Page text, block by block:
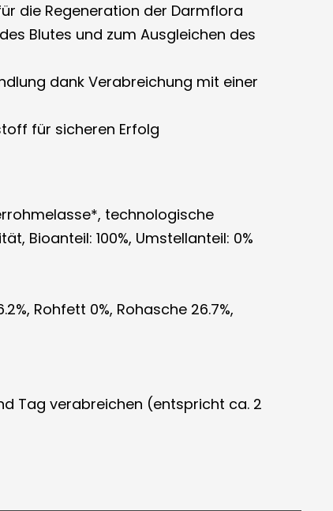
die Regeneration der Darmflora
Blutes und zum Ausgleichen des
dank Verabreichung mit einer
für sicheren Erfolg
technologische
Bioanteil: 100%, Umstellanteil: 0%
Rohfett 0%, Rohasche 26.7%,
Tag verabreichen (entspricht ca. 2